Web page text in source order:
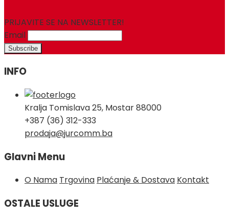
PRIJAVITE SE NA NEWSLETTER!
Email
INFO
Kralja Tomislava 25, Mostar 88000
+387 (36) 312-333
prodaja@jurcomm.ba
Glavni Menu
O Nama Trgovina Plaćanje & Dostava Kontakt
OSTALE USLUGE